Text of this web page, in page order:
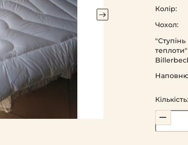
Кількість:
Колір:
Чохол:
"Ступінь
теплоти"